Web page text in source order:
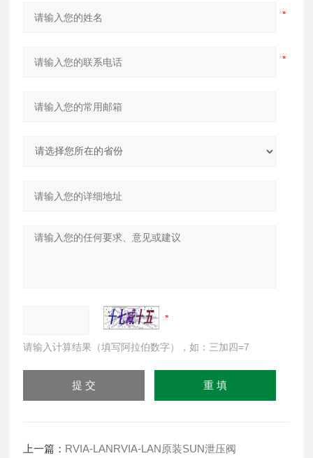
请输入计算结果（填写阿拉伯数字），如：三加四=7
上一篇： RVIA-LANRVIA-LAN原装SUN泄压阀